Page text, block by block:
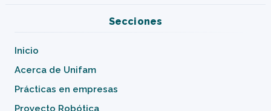
Secciones
Inicio
Acerca de Unifam
Prácticas en empresas